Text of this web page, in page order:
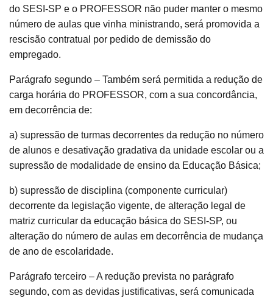
do SESI-SP e o PROFESSOR não puder manter o mesmo
número de aulas que vinha ministrando, será promovida a
rescisão contratual por pedido de demissão do
empregado.
Parágrafo segundo – Também será permitida a redução de
carga horária do PROFESSOR, com a sua concordância,
em decorrência de:
a) supressão de turmas decorrentes da redução no número
de alunos e desativação gradativa da unidade escolar ou a
supressão de modalidade de ensino da Educação Básica;
b) supressão de disciplina (componente curricular)
decorrente da legislação vigente, de alteração legal de
matriz curricular da educação básica do SESI-SP, ou
alteração do número de aulas em decorrência de mudança
de ano de escolaridade.
Parágrafo terceiro – A redução prevista no parágrafo
segundo, com as devidas justificativas, será comunicada